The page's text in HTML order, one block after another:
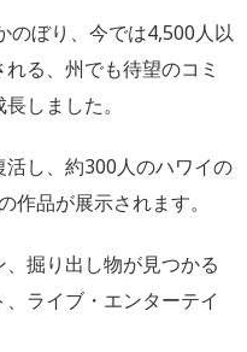
のぼり、今では4,500人以
る、 州でも待望のコミ
しました。
し、 約300人のハワイの
作品が展示されます。
掘り出し物が見つかる
ライブ・ エンターテイ